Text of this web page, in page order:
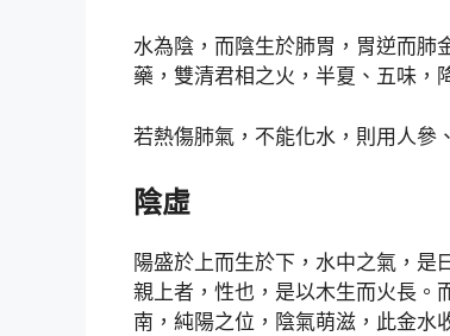
水為陰，而陰生於肺胃，胃逆而肺
藥，雙清君相之火，半夏、五味，
若熱傷肺氣，不能化水，則用人參
陰虛
陽盛於上而生於下，水中之氣，是
親上者，性也，是以木生而火長。
南，純陽之位，陰氣萌滋，此金水